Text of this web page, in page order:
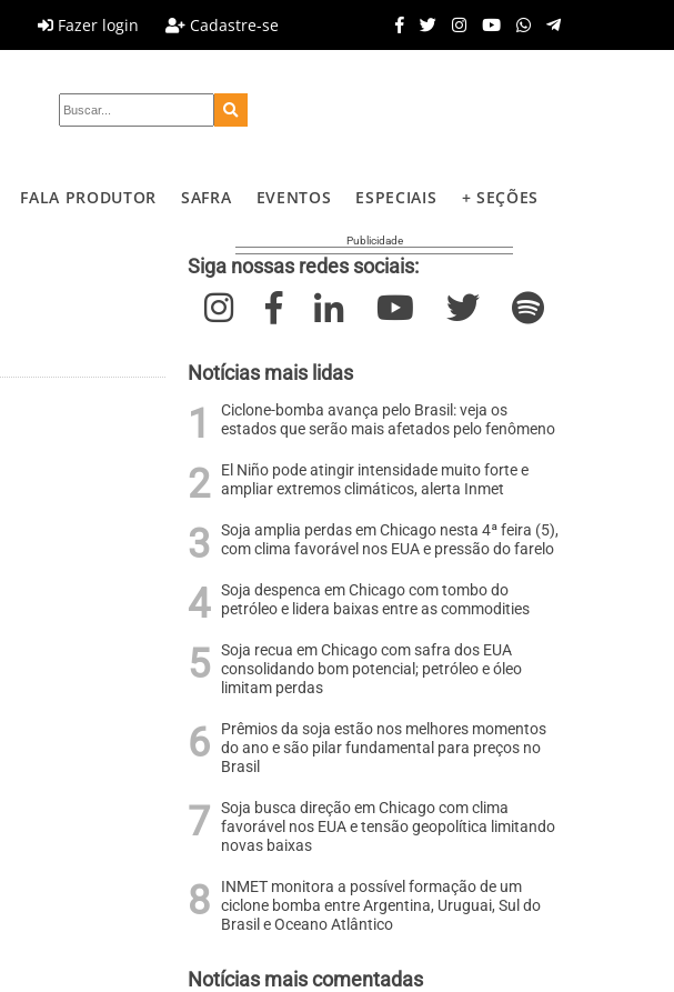
Fazer login Cadastre-se
FALA PRODUTOR SAFRA EVENTOS ESPECIAIS + SEÇÕES
Siga nossas redes sociais:
Notícias mais lidas
Ciclone-bomba avança pelo Brasil: veja os
estados que serão mais afetados pelo fenômeno
El Niño pode atingir intensidade muito forte e
ampliar extremos climáticos, alerta Inmet
Soja amplia perdas em Chicago nesta 4ª feira (5),
com clima favorável nos EUA e pressão do farelo
Soja despenca em Chicago com tombo do
petróleo e lidera baixas entre as commodities
Soja recua em Chicago com safra dos EUA
consolidando bom potencial; petróleo e óleo
limitam perdas
Prêmios da soja estão nos melhores momentos
do ano e são pilar fundamental para preços no
Brasil
Soja busca direção em Chicago com clima
favorável nos EUA e tensão geopolítica limitando
novas baixas
INMET monitora a possível formação de um
ciclone bomba entre Argentina, Uruguai, Sul do
Brasil e Oceano Atlântico
Notícias mais comentadas